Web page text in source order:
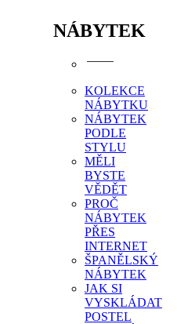
NÁBYTEK
KOLEKCE
NÁBYTKU
NÁBYTEK
PODLE
STYLU
MĚLI
BYSTE
VĚDĚT
PROČ
NÁBYTEK
PŘES
INTERNET
ŠPANĚLSKÝ
NÁBYTEK
JAK SI
VYSKLÁDAT
POSTEL